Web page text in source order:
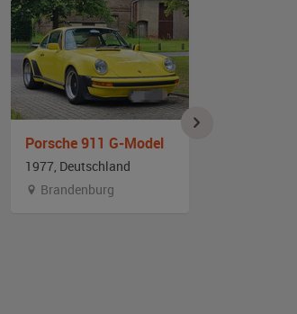
Porsche 911 G-Model
1977, Deutschland
Brandenburg